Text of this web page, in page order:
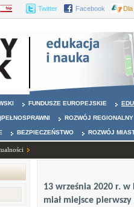
BIP Twitter Facebook
FUNDUSZE EUROPEJSKIE
ROZWÓJ REGIONALNY
BEZPIECZEŃSTWO ROZWÓJ
13 września 2020 r.
miał miejsce